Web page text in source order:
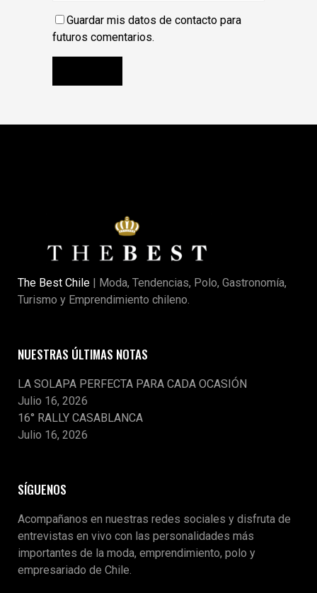
Guardar mis datos de contacto para
futuros comentarios.
The Best Chile | Moda, Tendencias, Polo, Gastronomía,
Turismo y Emprendimiento chileno.
NUESTRAS ÚLTIMAS NOTAS
LA SOLAPA PERFECTA PARA CADA OCASIÓN
Julio 16, 2026
16° RALLY CASABLANCA
Julio 16, 2026
SÍGUENOS
Acompañanos en nuestras redes sociales y disfruta de
entrevistas en vivo con las personalidades más
importantes de la moda, emprendimiento, polo y
empresariado de Chile.